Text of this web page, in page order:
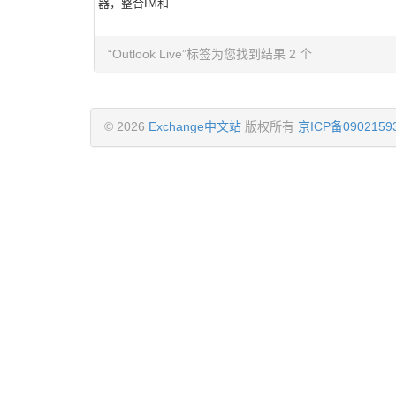
器，整合IM和
“Outlook Live”标签为您找到结果 2 个
© 2026 Exchange中文站 版权所有 京ICP备